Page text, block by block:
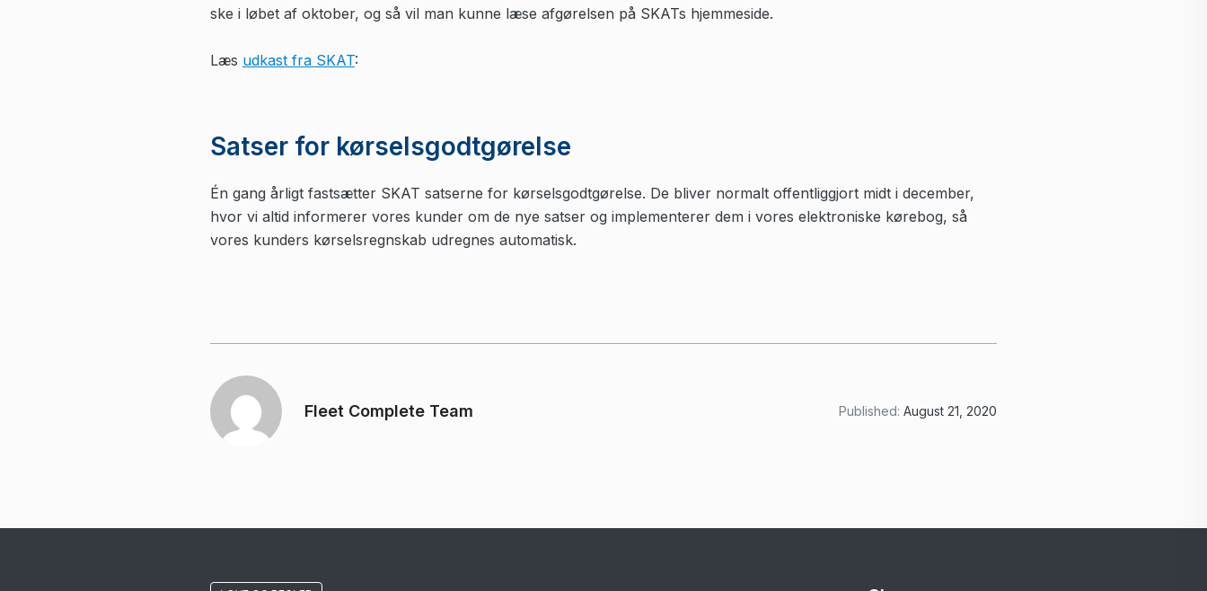
ske i løbet af oktober, og så vil man kunne læse afgørelsen på SKATs hjemmeside.
Læs udkast fra SKAT:
Satser for kørselsgodtgørelse
Én gang årligt fastsætter SKAT satserne for kørselsgodtgørelse. De bliver normalt offentliggjort midt i december,
hvor vi altid informerer vores kunder om de nye satser og implementerer dem i vores elektroniske kørebog, så
vores kunders kørselsregnskab udregnes automatisk.
Fleet Complete Team Published: August 21, 2020